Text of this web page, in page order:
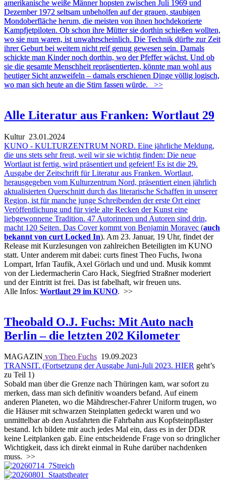
amerikanische weiße Männer hopsten zwischen Juli 1969 und
Dezember 1972 seltsam unbeholfen auf der grauen, staubigen
Mondoberfläche herum, die meisten von ihnen hochdekorierte
Kampfjetpiloten. Ob schon ihre Mütter sie dorthin schießen wollten,
wo sie nun waren, ist unwahrscheinlich. Die Technik dürfte zur Zeit
ihrer Geburt bei weitem nicht reif genug gewesen sein. Damals
schickte man Kinder noch dorthin, wo der Pfeffer wächst. Und ob
sie die gesamte Menschheit repräsentierten, könnte man wohl aus
heutiger Sicht anzweifeln – damals erschienen Dinge völlig logisch,
wo man sich heute an die Stirn fassen würde.
>>
Alle Literatur aus Franken: Wortlaut 29
Kultur23.01.2024
KUNO - KULTURZENTRUM NORD. Eine jährliche Meldung,
die uns stets sehr freut, weil wir sie wichtig finden: Die neue
Wortlaut ist fertig, wird präsentiert und gefeiert! Es ist die 29.
Ausgabe der Zeitschrift für Literatur aus Franken. Wortlaut,
herausgegeben vom Kulturzentrum Nord, präsentiert einen jährlich
aktualisierten Querschnitt durch das literarische Schaffen in unserer
Region, ist für manche junge Schreibenden der erste Ort einer
Veröffentlichung und für viele alte Recken der Kunst eine
liebgewonnene Tradition. 47 Autorinnen und Autoren sind drin,
macht 120 Seiten. Das Cover kommt von Benjamin Moravec (auch
bekannt von curt Locked In). Am 23. Januar, 19 Uhr, findet der
Release mit Kurzlesungen von zahlreichen Beteiligten im KUNO
statt. Unter anderem mit dabei: curts finest Theo Fuchs, Iwona
Lompart, Irfan Taufik, Axel Görlach und und und. Musik kommt
von der Liedermacherin Caro Hack, Siegfried Straßner moderiert
und der Eintritt ist frei. Das ist fabelhaft, wir freuen uns.
Alle Infos: Wortlaut 29 im KUNO. >>
Theobald O.J. Fuchs: Mit Auto nach
Berlin – die letzten 202 Kilometer
MAGAZIN von Theo Fuchs 19.09.2023
TRANSIT. (Fortsetzung der Ausgabe Juni-Juli 2023. HIER geht’s
zu Teil 1)
Sobald man über die Grenze nach Thüringen kam, war sofort zu
merken, dass man sich definitiv woanders befand. Auf einem
anderen Planeten, wo die Mähdrescher-Fahrer Uniform trugen, wo
die Häuser mit schwarzen Steinplatten gedeckt waren und wo
unmittelbar ab den Ausfahrten die Fahrbahn aus Kopfsteinpflaster
bestand. Ich bildete mir auch jedes Mal ein, dass es in der DDR
keine Leitplanken gab. Eine entscheidende Frage von so dringlicher
Wichtigkeit, dass ich direkt einmal in Ruhe darüber nachdenken
muss. >>